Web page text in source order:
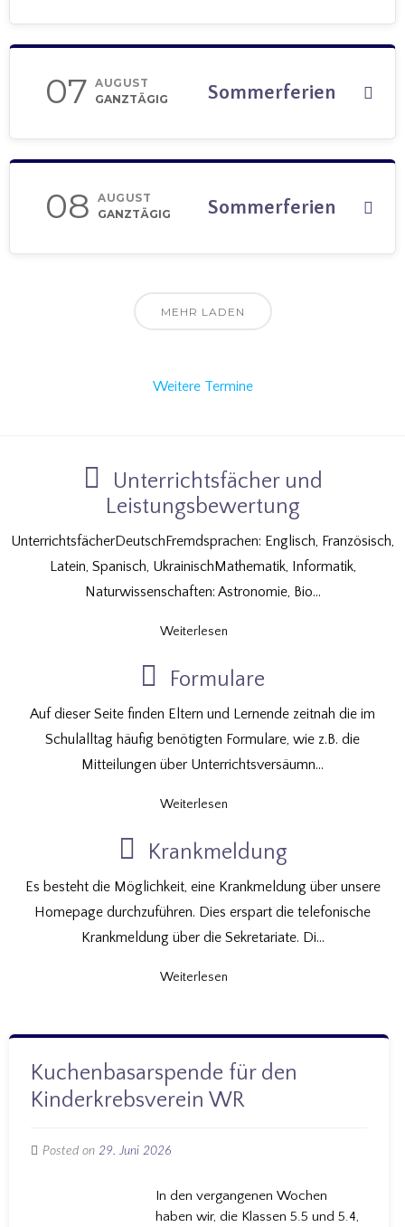
07 AUGUST
GANZTÄGIG
Sommerferien
08
AUGUST
GANZTÄGIG
Sommerferien
MEHR LADEN
Weitere Termine
Unterrichtsfächer und
Leistungsbewertung
UnterrichtsfächerDeutschFremdsprachen: Englisch, Französisch,
Latein, Spanisch, UkrainischMathematik, Informatik,
Naturwissenschaften: Astronomie, Bio...
Weiterlesen
Formulare
Auf dieser Seite finden Eltern und Lernende zeitnah die im
Schulalltag häufig benötigten Formulare, wie z.B. die
Mitteilungen über Unterrichtsversäumn...
Weiterlesen
Krankmeldung
Es besteht die Möglichkeit, eine Krankmeldung über unsere
Homepage durchzuführen. Dies erspart die telefonische
Krankmeldung über die Sekretariate. Di...
Weiterlesen
Kuchenbasarspende für den
Kinderkrebsverein WR
Posted on 29. Juni 2026
In den vergangenen Wochen
haben wir, die Klassen 5.5 und 5.4,